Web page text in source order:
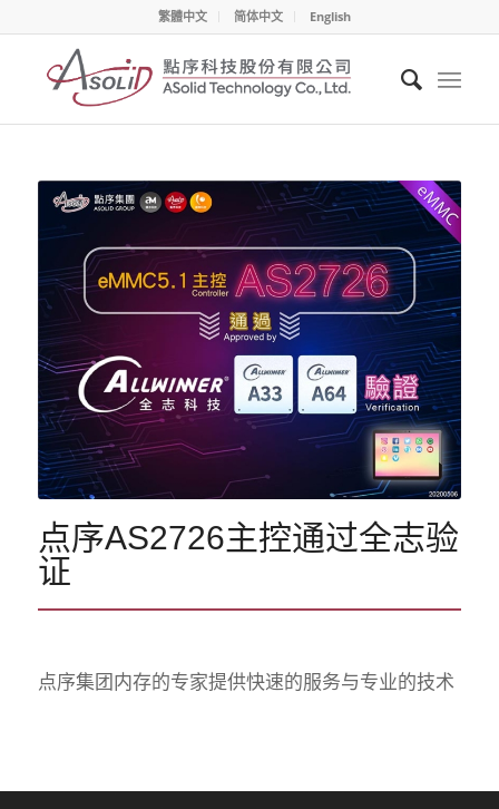
繁體中文 简体中文 English
点序AS2726主控通过全志验
证
点序集团内存的专家提供快速的服务与专业的技术